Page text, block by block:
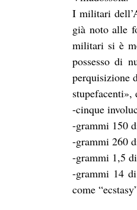
I militari
già noto alle
militari si è
possesso di
perquisizione
stupefacenti»,
-cinque
-grammi 150
-grammi 260
-grammi 1,5
-grammi 14
come